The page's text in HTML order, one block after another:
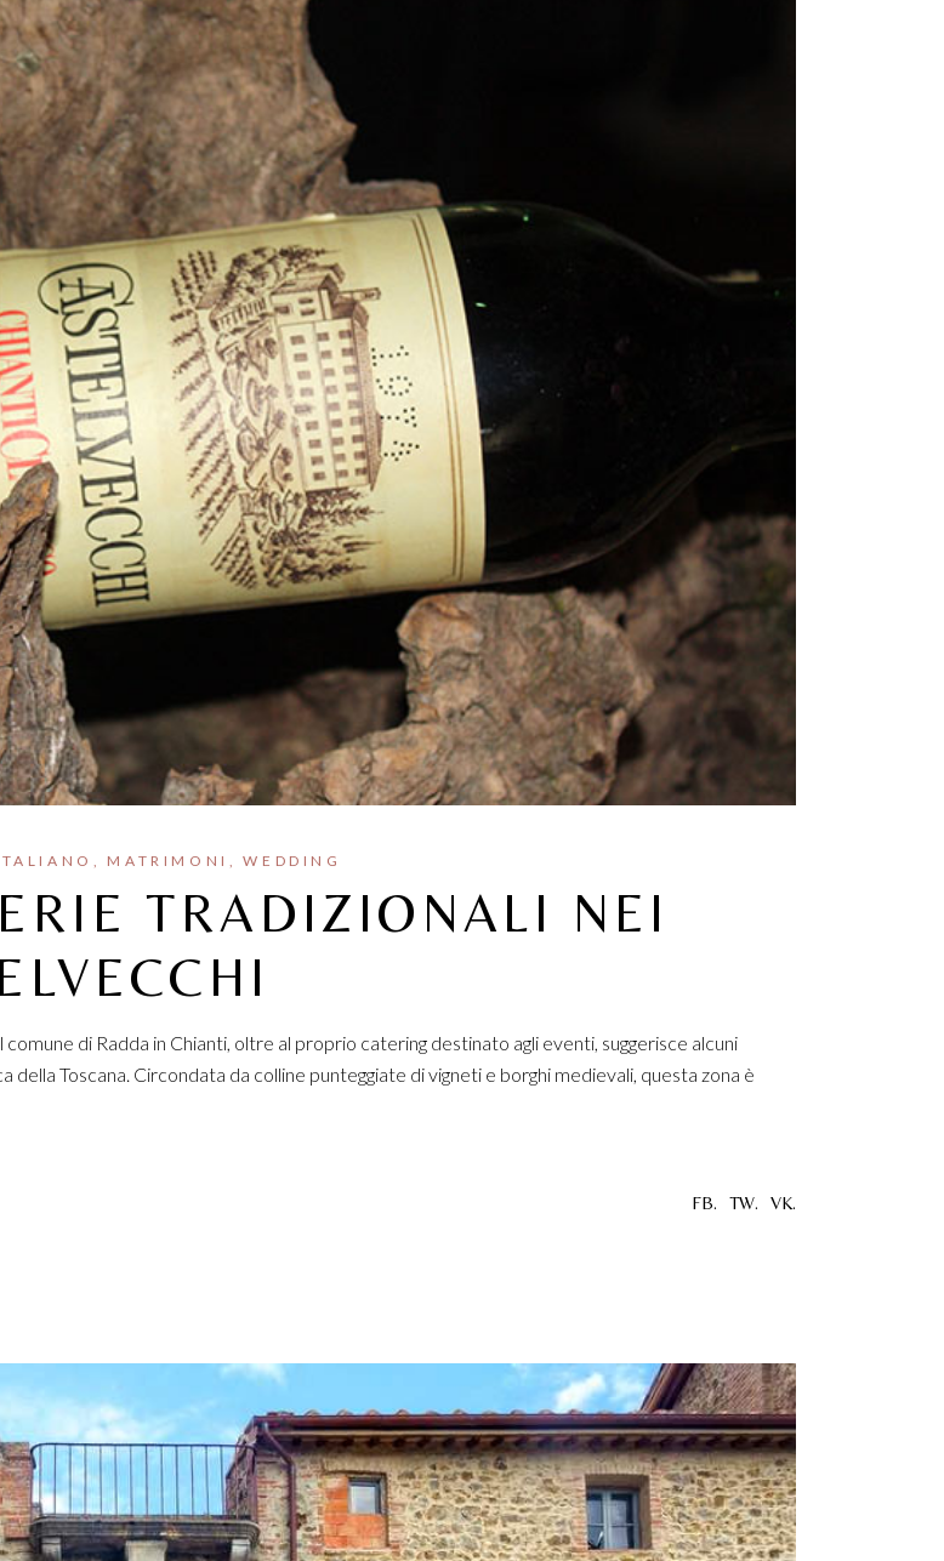
MATRIMONI WEDDING
TRADIZIONALI NEI
di Radda in Chianti, oltre al proprio catering destinato agli eventi, suggerisce alcuni
Toscana. Circondata da colline punteggiate di vigneti e borghi medievali, questa zona è
FB. TW. VK.